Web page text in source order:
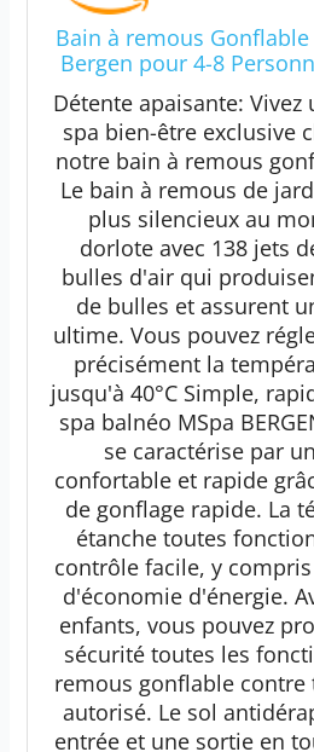
Bain à remous Gonflable
Bergen pour 4-8
Tailles Ø180-224cm |
| Utilisation Toute
Jets de
Détente apaisante: Vivez
spa bien-être exclusive
notre bain à remous
Le bain à remous de
plus silencieux au
dorlote avec 138 jets
bulles d'air qui
de bulles et assurent
ultime. Vous pouvez
précisément la
jusqu'à 40°C Simple,
spa balnéo MSpa
se caractérise par
confortable et rapide
de gonflage rapide. La
étanche toutes
contrôle facile, y
d'économie d'énergie.
enfants, vous pouvez
sécurité toutes les
remous gonflable contre
autorisé. Le sol
entrée et une sortie en